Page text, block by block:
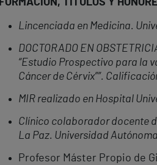
FORMACIÓN, TÍTULOS Y
Lincenciada en Medicina.
DOCTORADO EN
“Estudio Prospectivo para la
Cáncer de Cérvix””.
MIR realizado en Hospital
Clínico colaborador docente
La Paz. Universidad
Profesor Máster Propio de